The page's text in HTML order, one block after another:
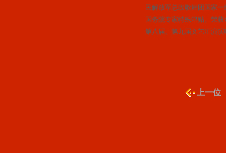
民解放军总政歌舞团国家一
国务院专家特殊津贴。荣获
第八届、第九届文艺汇演演
上一位